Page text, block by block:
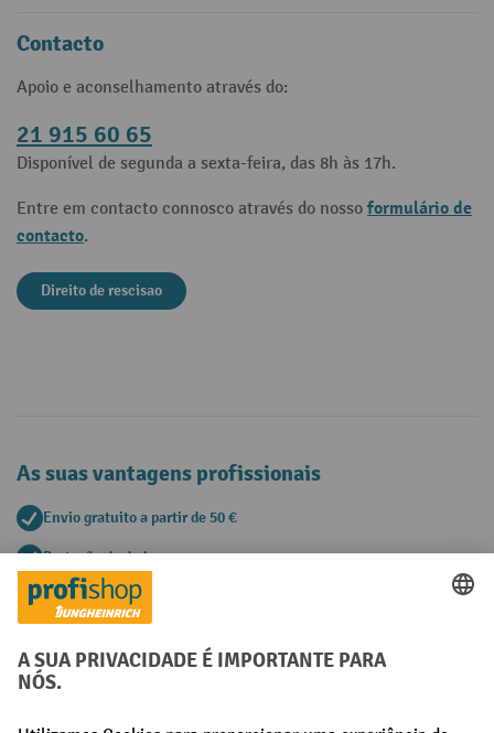
Contacto
Apoio e aconselhamento através do:
21 915 60 65
Disponível de segunda a sexta-feira, das 8h às 17h.
Entre em contacto connosco através do nosso formulário de
contacto.
Direito de rescisao
As suas vantagens profissionais
Envio gratuito a partir de 50 €
Proteção de dados segura
Aconselhamento pessoal de compra
Métodos de pagamento